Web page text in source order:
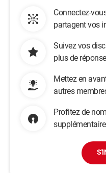
Connectez-
partagent vos
Suivez vos
plus de
Mettez en
autres
Profitez de